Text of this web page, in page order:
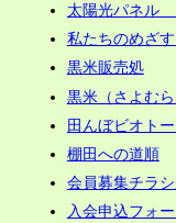
太陽光パネル
私たちのめざ
黒米販売処
黒米（さよむ
田んぼビオト
棚田への道順
会員募集チラ
入会申込フォ